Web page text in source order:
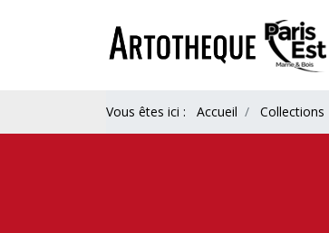
Vous êtes ici : Accueil Collections